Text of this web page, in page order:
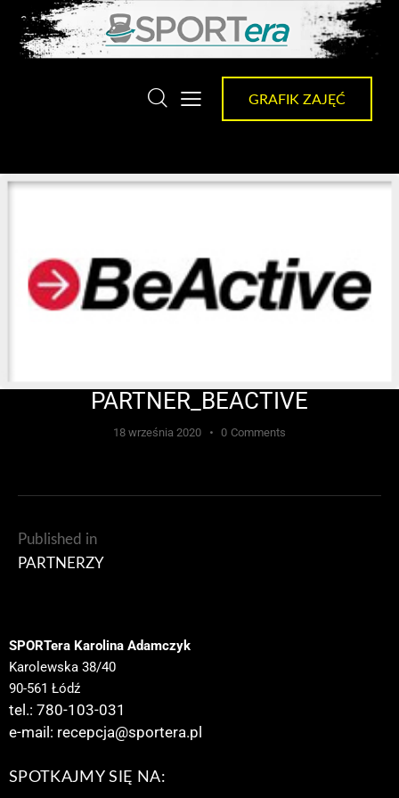
GRAFIK ZAJĘĆ
PARTNER_BEACTIVE
18 września 2020 0 Comments
Published in
PARTNERZY
SPORTera Karolina Adamczyk
Karolewska 38/40
90-561 Łódź
tel.: 780-103-031
e-mail: recepcja@sportera.pl
SPOTKAJMY SIĘ NA: